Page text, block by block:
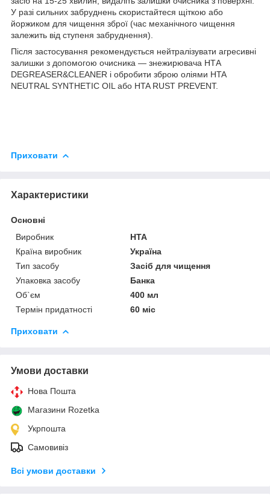
У разі сильних забруднень скористайтеся щіткою або
йоржиком для чищення зброї (час механічного чищення
залежить від ступеня забруднення).
Після застосування рекомендується нейтралізувати агресивні
залишки з допомогою очисника — знежирювача НТА
DEGREASER&CLEANER і обробити зброю оліями HTA
NEUTRAL SYNTHETIC OIL або HTA RUST PREVENT.
Приховати
Характеристики
Основні
Виробник
HTA
Країна виробник
Україна
Тип засобу
Засіб для чищення
Упаковка засобу
Банка
Об`єм
400 мл
Термін придатності
60 міс
Приховати
Умови доставки
Нова Пошта
Магазини Rozetka
Укрпошта
Самовивіз
Всі умови доставки